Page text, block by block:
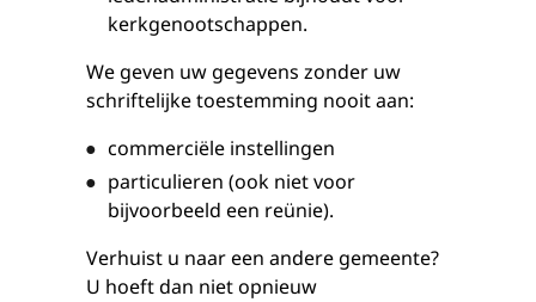
kerkgenootschappen.
We geven uw gegevens zonder uw
schriftelijke toestemming nooit aan:
commerciële instellingen
particulieren (ook niet voor
bijvoorbeeld een reünie).
Verhuist u naar een andere gemeente?
U hoeft dan niet opnieuw